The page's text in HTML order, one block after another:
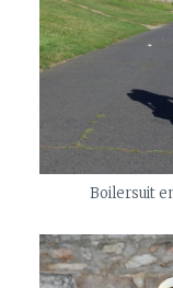
Boilersuit